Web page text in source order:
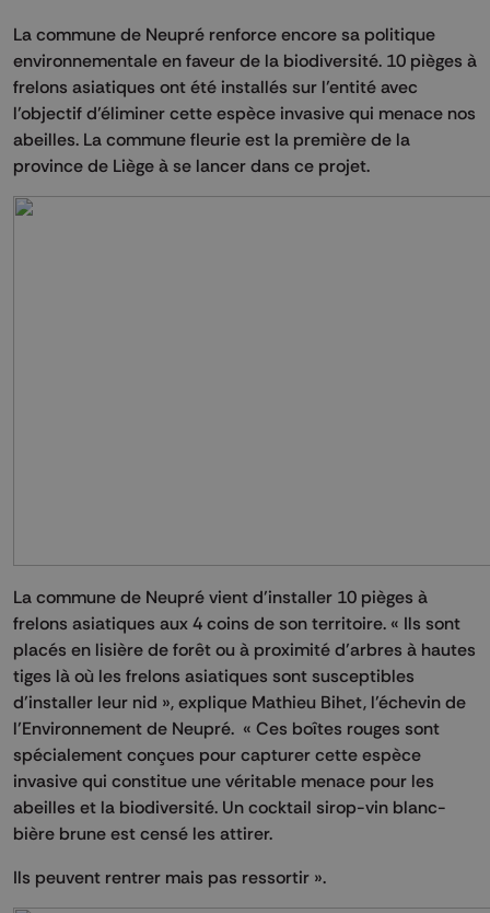
La commune de Neupré renforce encore sa politique
environnementale en faveur de la biodiversité. 10 pièges à
frelons asiatiques ont été installés sur l’entité avec
l’objectif d’éliminer cette espèce invasive qui menace nos
abeilles. La commune fleurie est la première de la
province de Liège à se lancer dans ce projet.
La commune de Neupré vient d’installer 10 pièges à
frelons asiatiques aux 4 coins de son territoire. « Ils sont
placés en lisière de forêt ou à proximité d’arbres à hautes
tiges là où les frelons asiatiques sont susceptibles
d’installer leur nid », explique Mathieu Bihet, l’échevin de
l’Environnement de Neupré. « Ces boîtes rouges sont
spécialement conçues pour capturer cette espèce
invasive qui constitue une véritable menace pour les
abeilles et la biodiversité. Un cocktail sirop-vin blanc-
bière brune est censé les attirer.
Ils peuvent rentrer mais pas ressortir ».